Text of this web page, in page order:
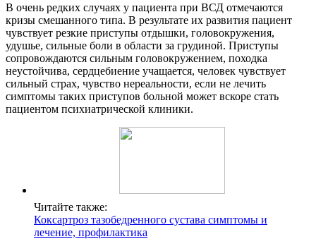
В очень редких случаях у пациента при ВСД отмечаются
кризы смешанного типа. В результате их развития пациент
чувствует резкие приступы отдышки, головокружения,
удушье, сильные боли в области за грудиной. Приступы
сопровождаются сильным головокружением, походка
неустойчива, сердцебиение учащается, человек чувствует
сильный страх, чувство нереальности, если не лечить
симптомы таких приступов больной может вскоре стать
пациентом психиатрической клиники.
Читайте также:
Коксартроз тазобедренного сустава симптомы и
лечение, профилактика